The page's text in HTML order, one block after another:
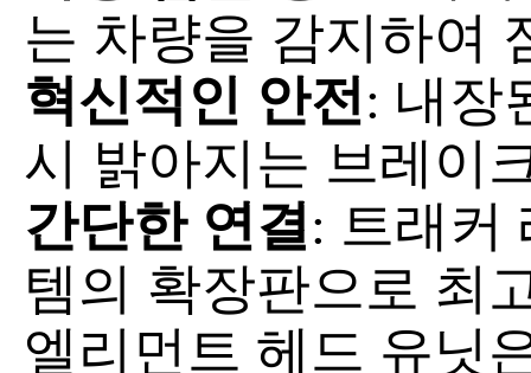
는 차량을 감지하여
혁신적인 안전: 내장
시 밝아지는 브레이
간단한 연결: 트래커
템의 확장판으로 최
엘리먼트 헤드 유닛